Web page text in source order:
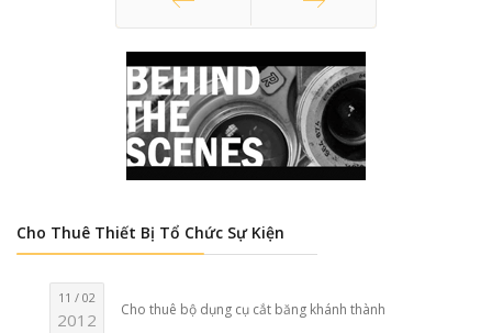
Trang trước Trang sau
Cho Thuê Thiết Bị Tổ Chức Sự Kiện
11 / 02
2012 Cho thuê bộ dụng cụ cắt băng khánh thành